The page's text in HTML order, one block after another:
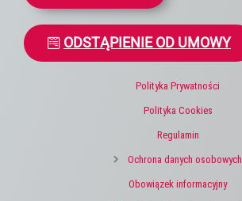
ODSTĄPIENIE OD UMOWY
Polityka Prywatności
Polityka Cookies
Regulamin
Ochrona danych osobowych
Obowiązek informacyjny